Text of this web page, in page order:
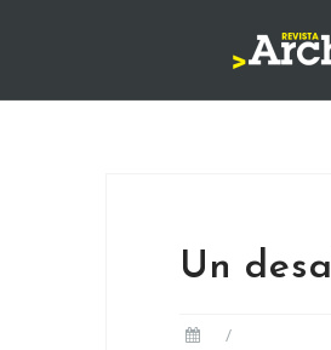
Un